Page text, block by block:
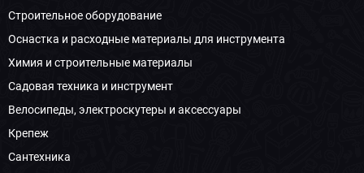
Строительное оборудование
Оснастка и расходные материалы для инструмента
Химия и строительные материалы
Садовая техника и инструмент
Велосипеды, электроскутеры и аксессуары
Крепеж
Сантехника